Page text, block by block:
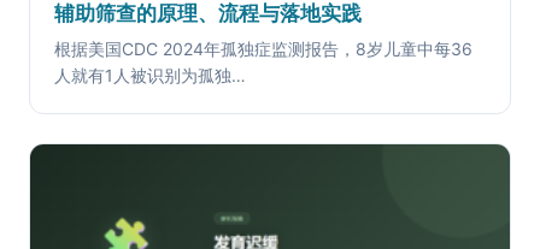
辅助筛查的原理、流程与落地实践
根据美国CDC 2024年孤独症监测报告，8岁儿童中每36
人就有1人被识别为孤独…